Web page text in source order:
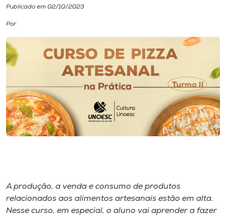
Diplomados
CPA
Biblioteca
Rádio
Publicado em 02/10/2023
Por
A produção, a venda e consumo de produtos
relacionados aos alimentos artesanais estão em alta.
Nesse curso, em especial, o aluno vai aprender a fazer